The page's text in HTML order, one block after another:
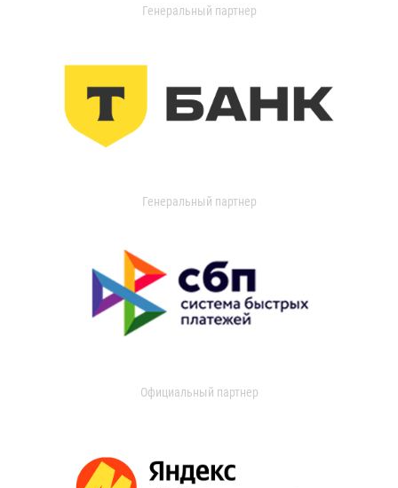
Генеральный партнер
Генеральный партнер
Официальный партнер